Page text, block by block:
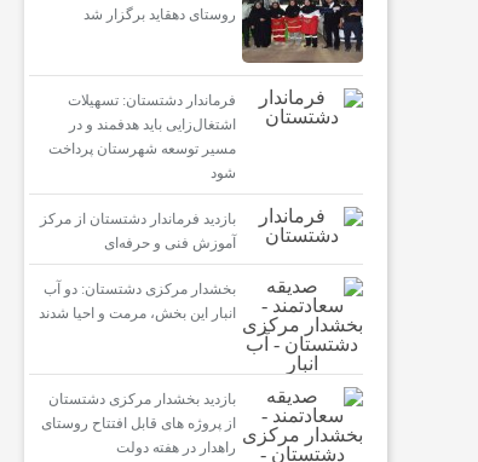
روستای دهقاید برگزار شد
فرماندار دشتستان: تسهیلات
اشتغال‌زایی باید هدفمند و در
مسیر توسعه شهرستان پرداخت
شود
بازدید فرماندار دشتستان از مرکز
آموزش فنی و حرفه‌ای
بخشدار مرکزی دشتستان: دو آب
انبار این بخش، مرمت و احیا شدند
بازدید بخشدار مرکزی دشتستان
از پروژه های قابل افتتاح روستای
راهدار در هفته دولت